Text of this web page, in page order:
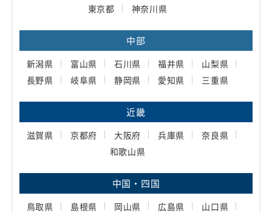
東京都
神奈川県
中部
新潟県 富山県 石川県 福井県
山梨県
長野県
岐阜県 静岡県 愛知県 三重県
近畿
滋賀県 京都府 大阪府 兵庫県
奈良県
和歌山県
中国・四国
鳥取県 島根県 岡山県 広島県
山口県